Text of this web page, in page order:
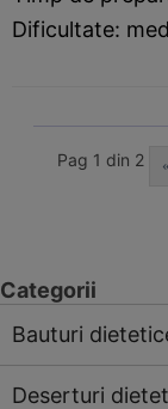
Dificultate:
Pag 1 din 2 «
Categorii
Bauturi
Deserturi